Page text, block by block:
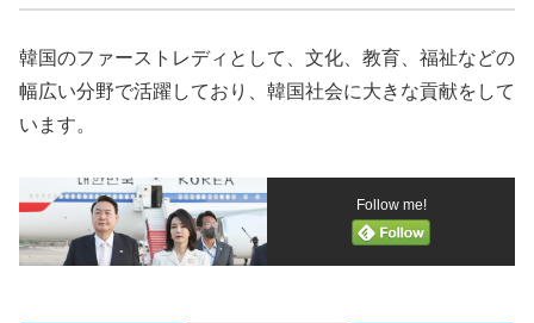
韓国のファーストレディとして、文化、教育、福祉などの
幅広い分野で活躍しており、韓国社会に大きな貢献をして
います。
Follow me!